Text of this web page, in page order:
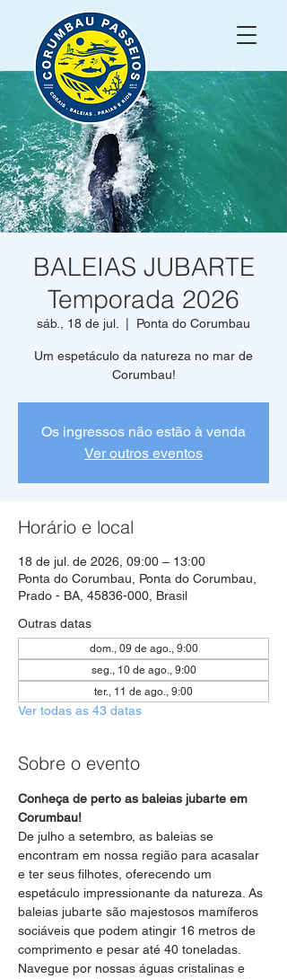
BALEIAS JUBARTE
Temporada 2026
sáb., 18 de jul. Ponta do Corumbau
Um espetáculo da natureza no mar de
Corumbau!
Os ingressos não estão à venda
Ver outros eventos
Horário e local
18 de jul. de 2026, 09:00 – 13:00
Ponta do Corumbau, Ponta do Corumbau,
Prado - BA, 45836-000, Brasil
Outras datas
dom., 09 de ago., 9:00
seg., 10 de ago., 9:00
ter., 11 de ago., 9:00
Ver todas as 43 datas
Sobre o evento
Conheça de perto as baleias jubarte em
Corumbau!
De julho a setembro, as baleias se
encontram em nossa região para acasalar
e ter seus filhotes, oferecendo um
espetáculo impressionante da natureza. As
baleias jubarte são majestosos mamíferos
sociáveis que podem atingir 16 metros de
comprimento e pesar até 40 toneladas.
Navegue por nossas águas cristalinas e